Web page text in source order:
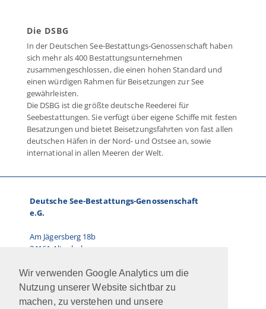
Wir verwenden Google Analytics um die
Nutzung unserer Website sichtbar zu
machen, zu verstehen und unsere
Die DSBG
In der Deutschen See-Bestattungs-Genossenschaft haben
sich mehr als 400 Bestattungsunternehmen
zusammengeschlossen, die einen hohen Standard und
einen würdigen Rahmen für Beisetzungen zur See
gewährleisten.
Die DSBG ist die größte deutsche Reederei für
Seebestattungen. Sie verfügt über eigene Schiffe mit festen
Besatzungen und bietet Beisetzungsfahrten von fast allen
deutschen Häfen in der Nord- und Ostsee an, sowie
international in allen Meeren der Welt.
Deutsche See-Bestattungs-Genossenschaft
e.G.
Am Jägersberg 18b
24161 Altenholz
Telefon: 0431.66 67 87-0
E-Mail: info@dsbg.de